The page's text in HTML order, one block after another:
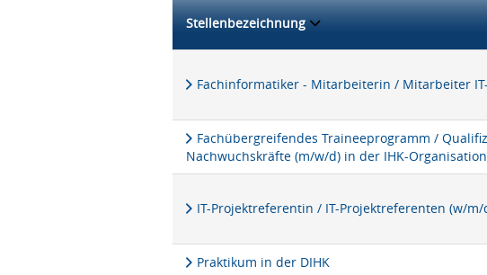
Stellenbezeichnung
Fachinformatiker - Mitarbeiterin / Mitarbeiter
Fachübergreifendes Traineeprogramm /
Nachwuchskräfte (m/w/d) in der IHK-Organisation
IT-Projektreferentin / IT-Projektreferenten (w/m/
Praktikum in der DIHK